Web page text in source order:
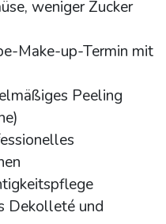
weniger Zucker
Make-up-Termin mit
Peeling
Dekolleté und